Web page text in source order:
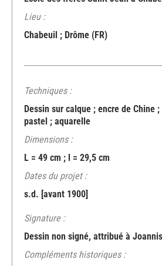
Lieu :
Chabeuil ; Drôme (FR)
Techniques :
Dessin sur calque ; encre de Chine
pastel ; aquarelle
Dimensions :
L = 49 cm ; l = 29,5 cm
Dates du projet :
s.d. [avant 1900]
Signature :
Dessin non signé, attribué à
Compléments historiques :